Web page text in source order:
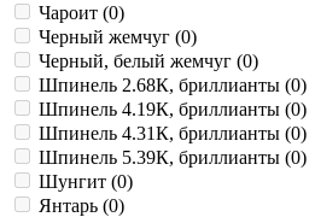
Чароит (0)
Черный жемчуг (0)
Черный, белый жемчуг (0)
Шпинель 2.68К, бриллианты (0)
Шпинель 4.19К, бриллианты (0)
Шпинель 4.31К, бриллианты (0)
Шпинель 5.39К, бриллианты (0)
Шунгит (0)
Янтарь (0)